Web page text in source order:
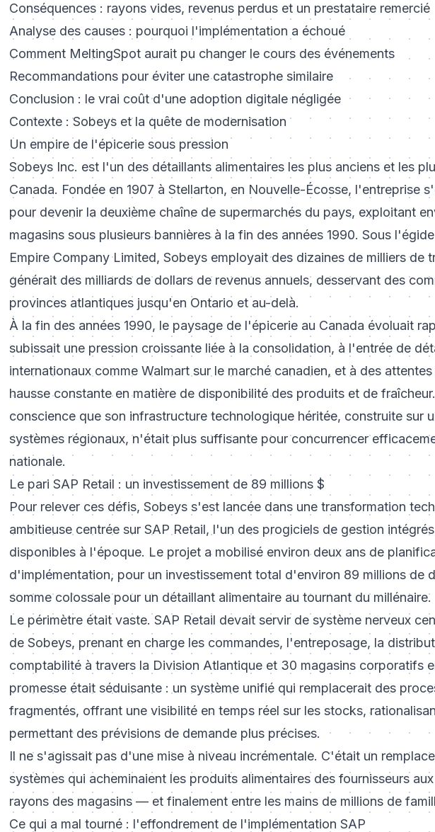
Conséquences : rayons vides, revenus perdus et un prestataire remercié
Analyse des causes : pourquoi l'implémentation a échoué
Comment MeltingSpot aurait pu changer le cours des événements
Recommandations pour éviter une catastrophe similaire
Conclusion : le vrai coût d'une adoption digitale négligée
Contexte : Sobeys et la quête de modernisation
Un empire de l'épicerie sous pression
Sobeys Inc. est l'un des détaillants alimentaires les plus anciens et les
Canada. Fondée en 1907 à Stellarton, en Nouvelle-Écosse, l'entreprise
pour devenir la deuxième chaîne de supermarchés du pays, exploitant
magasins sous plusieurs bannières à la fin des années 1990. Sous
Empire Company Limited, Sobeys employait des dizaines de milliers de
générait des milliards de dollars de revenus annuels, desservant des
provinces atlantiques jusqu'en Ontario et au-delà.
À la fin des années 1990, le paysage de l'épicerie au Canada évoluait
subissait une pression croissante liée à la consolidation, à l'entrée de
internationaux comme Walmart sur le marché canadien, et à des
hausse constante en matière de disponibilité des produits et de
conscience que son infrastructure technologique héritée, construite sur
systèmes régionaux, n'était plus suffisante pour concurrencer
nationale.
Le pari SAP Retail : un investissement de 89 millions $
Pour relever ces défis, Sobeys s'est lancée dans une transformation
ambitieuse centrée sur SAP Retail, l'un des progiciels de gestion
disponibles à l'époque. Le projet a mobilisé environ deux ans de
d'implémentation, pour un investissement total d'environ 89 millions de
somme colossale pour un détaillant alimentaire au tournant du millénaire.
Le périmètre était vaste. SAP Retail devait servir de système nerveux
de Sobeys, prenant en charge les commandes, l'entreposage, la
comptabilité à travers la Division Atlantique et 30 magasins corporatifs
promesse était séduisante : un système unifié qui remplacerait des
fragmentés, offrant une visibilité en temps réel sur les stocks,
permettant des prévisions de demande plus précises.
Il ne s'agissait pas d'une mise à niveau incrémentale. C'était un
systèmes qui acheminaient les produits alimentaires des fournisseurs
rayons des magasins — et finalement entre les mains de millions de
Ce qui a mal tourné : l'effondrement de l'implémentation SAP